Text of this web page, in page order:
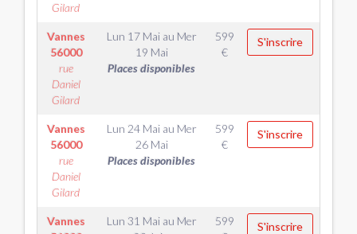
Gilard
Vannes
56000
rue
Daniel
Gilard
Lun 17 Maiau Mer
19 Mai
Places disponibles
599
€
S'inscrire
Vannes
56000
rue
Daniel
Gilard
Lun 24 Maiau Mer
26 Mai
Places disponibles
599
€
S'inscrire
Vannes
Lun 31 Maiau Mer
599
S'inscrire